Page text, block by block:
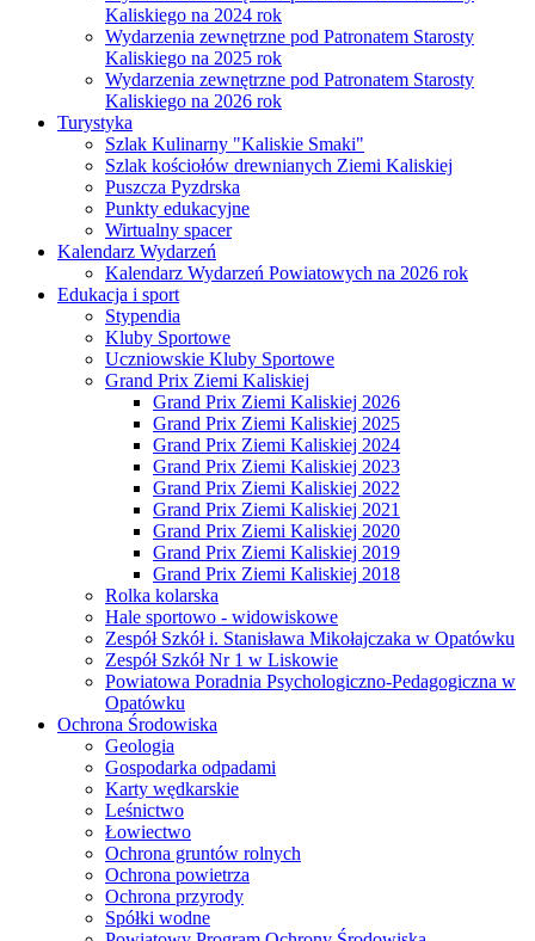
Kaliskiego na 2024 rok
Wydarzenia zewnętrzne pod Patronatem Starosty
Kaliskiego na 2025 rok
Wydarzenia zewnętrzne pod Patronatem Starosty
Kaliskiego na 2026 rok
Turystyka
Szlak Kulinarny "Kaliskie Smaki"
Szlak kościołów drewnianych Ziemi Kaliskiej
Puszcza Pyzdrska
Punkty edukacyjne
Wirtualny spacer
Kalendarz Wydarzeń
Kalendarz Wydarzeń Powiatowych na 2026 rok
Edukacja i sport
Stypendia
Kluby Sportowe
Uczniowskie Kluby Sportowe
Grand Prix Ziemi Kaliskiej
Grand Prix Ziemi Kaliskiej 2026
Grand Prix Ziemi Kaliskiej 2025
Grand Prix Ziemi Kaliskiej 2024
Grand Prix Ziemi Kaliskiej 2023
Grand Prix Ziemi Kaliskiej 2022
Grand Prix Ziemi Kaliskiej 2021
Grand Prix Ziemi Kaliskiej 2020
Grand Prix Ziemi Kaliskiej 2019
Grand Prix Ziemi Kaliskiej 2018
Rolka kolarska
Hale sportowo - widowiskowe
Zespół Szkół i. Stanisława Mikołajczaka w Opatówku
Zespół Szkół Nr 1 w Liskowie
Powiatowa Poradnia Psychologiczno-Pedagogiczna w
Opatówku
Ochrona Środowiska
Geologia
Gospodarka odpadami
Karty wędkarskie
Leśnictwo
Łowiectwo
Ochrona gruntów rolnych
Ochrona powietrza
Ochrona przyrody
Spółki wodne